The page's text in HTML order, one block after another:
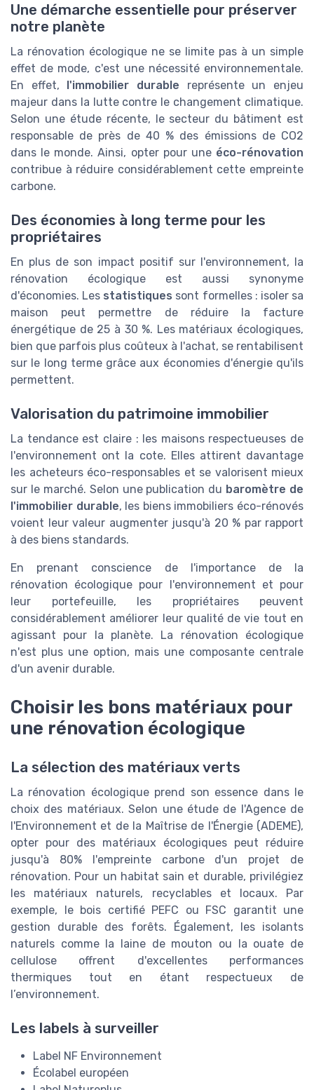
Une démarche essentielle pour préserver
notre planète
La rénovation écologique ne se limite pas à un simple
effet de mode, c'est une nécessité environnementale.
En effet, l'immobilier durable représente un enjeu
majeur dans la lutte contre le changement climatique.
Selon une étude récente, le secteur du bâtiment est
responsable de près de 40 % des émissions de CO2
dans le monde. Ainsi, opter pour une éco-rénovation
contribue à réduire considérablement cette empreinte
carbone.
Des économies à long terme pour les
propriétaires
En plus de son impact positif sur l'environnement, la
rénovation écologique est aussi synonyme
d'économies. Les statistiques sont formelles : isoler sa
maison peut permettre de réduire la facture
énergétique de 25 à 30 %. Les matériaux écologiques,
bien que parfois plus coûteux à l'achat, se rentabilisent
sur le long terme grâce aux économies d'énergie qu'ils
permettent.
Valorisation du patrimoine immobilier
La tendance est claire : les maisons respectueuses de
l'environnement ont la cote. Elles attirent davantage
les acheteurs éco-responsables et se valorisent mieux
sur le marché. Selon une publication du baromètre de
l'immobilier durable, les biens immobiliers éco-rénovés
voient leur valeur augmenter jusqu'à 20 % par rapport
à des biens standards.
En prenant conscience de l'importance de la
rénovation écologique pour l'environnement et pour
leur portefeuille, les propriétaires peuvent
considérablement améliorer leur qualité de vie tout en
agissant pour la planète. La rénovation écologique
n'est plus une option, mais une composante centrale
d'un avenir durable.
Choisir les bons matériaux pour
une rénovation écologique
La sélection des matériaux verts
La rénovation écologique prend son essence dans le
choix des matériaux. Selon une étude de l'Agence de
l'Environnement et de la Maîtrise de l'Énergie (ADEME),
opter pour des matériaux écologiques peut réduire
jusqu'à 80% l'empreinte carbone d'un projet de
rénovation. Pour un habitat sain et durable, privilégiez
les matériaux naturels, recyclables et locaux. Par
exemple, le bois certifié PEFC ou FSC garantit une
gestion durable des forêts. Également, les isolants
naturels comme la laine de mouton ou la ouate de
cellulose offrent d'excellentes performances
thermiques tout en étant respectueux de
l’environnement.
Les labels à surveiller
Label NF Environnement
Écolabel européen